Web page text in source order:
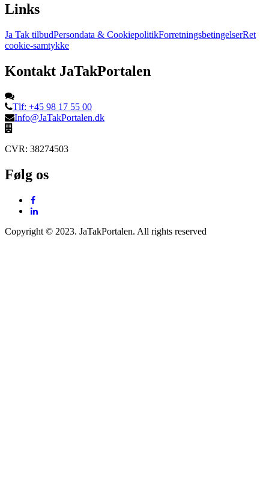
Links
Ja Tak tilbudPersondata & CookiepolitikForretningsbetingelserRet
cookie-samtykke
Kontakt JaTakPortalen
Tlf: +45 98 17 55 00
Info@JaTakPortalen.dk
CVR: 38274503
Følg os
Copyright © 2023. JaTakPortalen. All rights reserved